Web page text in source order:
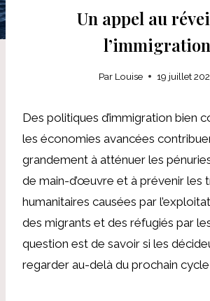
Un appel au
l’immigration
Par Louise 19 juillet
Des politiques d’immigration bien
les économies avancées
grandement à atténuer les
de main-d’œuvre et à prévenir les
humanitaires causées par
des migrants et des réfugiés par
question est de savoir si les
regarder au-delà du prochain